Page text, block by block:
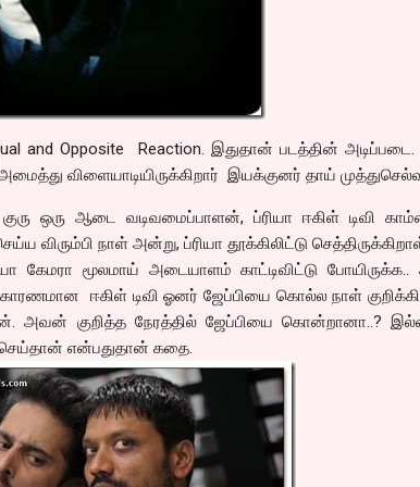
and Opposite Reaction. இதுதான் படத்தின்
விளையாடியிருக்கிறார் இயக்குனர் தாய்
குரு ஒரு ஆடை வடிவமைப்பாளன், ப்ரியா ஈகிள் டிவி
விரும்பி நாள் அன்று, ப்ரியா தூக்கிலிட்டு
கேமரா மூலமாய் அடையாளம் காட்டிவிட்டு
ஈகிள் டிவி ஓனர் ஜேப்பியை கொல்ல நாள்
அவன் குறித்த நேரத்தில் ஜேப்பியை கொன்றானா..?
செய்தான் என்பதுதான் கதை.